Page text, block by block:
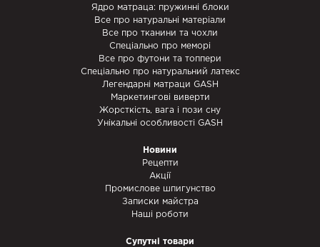
Ядро матраца: пружинні блоки
Все про натуральні матеріали
Все про тканини та чохли
Спеціально про меморі
Все про футони та топпери
Спеціально про натуральний латекс
Легендарні матраци GASH
Маркетингові виверти
Жорсткість, вага і пози сну
Унікальні особливості GASH
Новини
Рецепти
Акції
Промислове шпигунство
Записки майстра
Наші роботи
Супутні товари